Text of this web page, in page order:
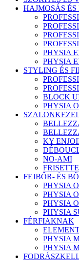
HAJMOSÁS
PHYSIA
PHYSIA
STYLING ÉS
BLOCK
PHYSIA
KY
NO-AMI
FRISETTE
FEJBŐR- ÉS
PHYSIA
PHYSIA
PHYSIA
PHYSIA
FÉRFIAKNAK
PHYSIA
PHYSIA